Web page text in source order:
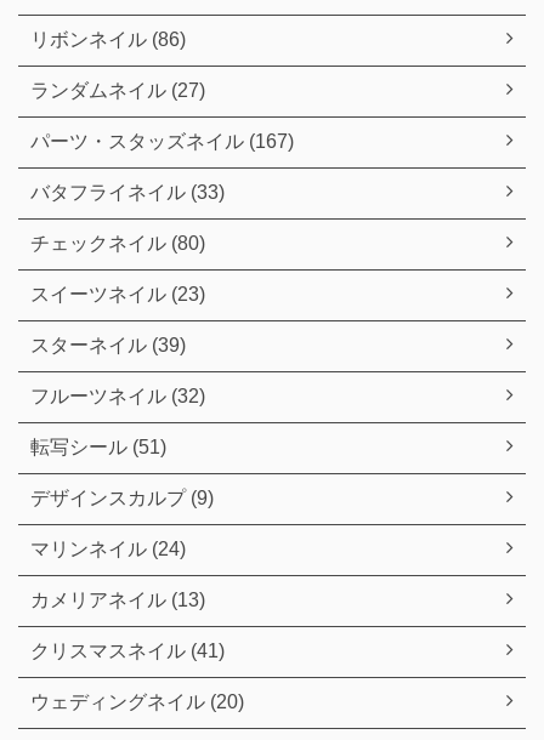
リボンネイル (86)
ランダムネイル (27)
パーツ・スタッズネイル (167)
バタフライネイル (33)
チェックネイル (80)
スイーツネイル (23)
スターネイル (39)
フルーツネイル (32)
転写シール (51)
デザインスカルプ (9)
マリンネイル (24)
カメリアネイル (13)
クリスマスネイル (41)
ウェディングネイル (20)